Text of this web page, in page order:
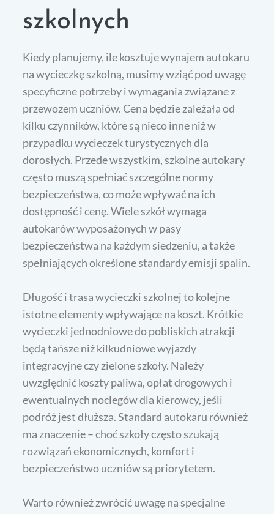
szkolnych
Kiedy planujemy, ile kosztuje wynajem autokaru
na wycieczkę szkolną, musimy wziąć pod uwagę
specyficzne potrzeby i wymagania związane z
przewozem uczniów. Cena będzie zależała od
kilku czynników, które są nieco inne niż w
przypadku wycieczek turystycznych dla
dorosłych. Przede wszystkim, szkolne autokary
często muszą spełniać szczególne normy
bezpieczeństwa, co może wpływać na ich
dostępność i cenę. Wiele szkół wymaga
autokarów wyposażonych w pasy
bezpieczeństwa na każdym siedzeniu, a także
spełniających określone standardy emisji spalin.
Długość i trasa wycieczki szkolnej to kolejne
istotne elementy wpływające na koszt. Krótkie
wycieczki jednodniowe do pobliskich atrakcji
będą tańsze niż kilkudniowe wyjazdy
integracyjne czy zielone szkoły. Należy
uwzględnić koszty paliwa, opłat drogowych i
ewentualnych noclegów dla kierowcy, jeśli
podróż jest dłuższa. Standard autokaru również
ma znaczenie – choć szkoły często szukają
rozwiązań ekonomicznych, komfort i
bezpieczeństwo uczniów są priorytetem.
Warto również zwrócić uwagę na specjalne